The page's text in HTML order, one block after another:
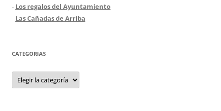
- Los regalos del Ayuntamiento
- Las Cañadas de Arriba
CATEGORIAS
Categorias